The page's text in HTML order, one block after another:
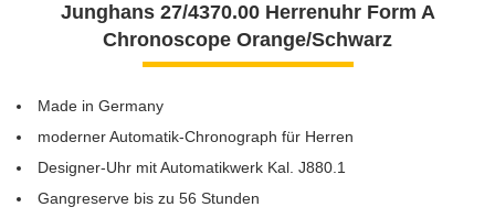
Junghans 27/4370.00 Herrenuhr Form A
Chronoscope Orange/Schwarz
Made in Germany
moderner Automatik-Chronograph für Herren
Designer-Uhr mit Automatikwerk Kal. J880.1
Gangreserve bis zu 56 Stunden